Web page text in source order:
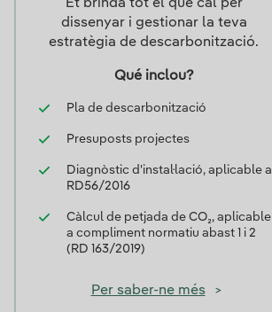
Et brinda tot el que cal per
dissenyar i gestionar la teva
estratègia de descarbonització.
Qué inclou?
Pla de descarbonització
Presuposts projectes
Diagnòstic d'instal·lació, aplicable a
RD56/2016
Càlcul de petjada de CO₂, aplicable
a compliment normatiu abast 1 i 2
(RD 163/2019)
Per saber-ne més >